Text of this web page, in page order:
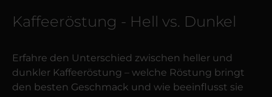
Kaffeeröstung - Hell vs. Dunkel
Erfahre den Unterschied zwischen heller und
dunkler Kaffeeröstung – welche Röstung bringt
den besten Geschmack und wie beeinflusst sie